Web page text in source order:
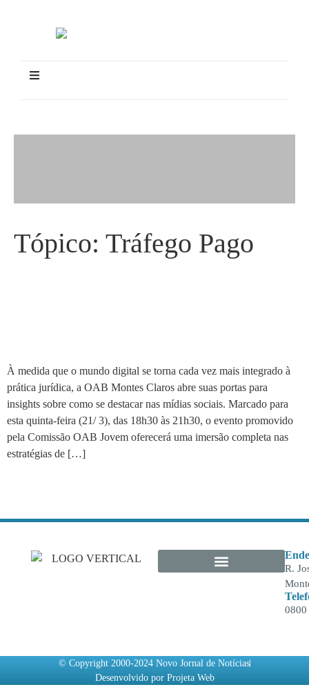
Tópico: Tráfego Pago
À medida que o mundo digital se torna cada vez mais integrado à
prática jurídica, a OAB Montes Claros abre suas portas para
insights sobre como se destacar nas mídias sociais. Marcado para
esta quinta-feira (21/ 3), das 18h30 às 21h30, o evento promovido
pela Comissão OAB Jovem oferecerá uma imersão completa nas
estratégias de […]
R.
0800
© Copyright 2000-2024 Novo Jornal de Notícias
Desenvolvido por Projeta Web